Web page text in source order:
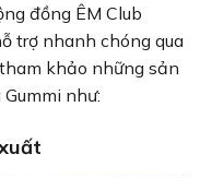
đồng ÊM Club
trợ nhanh chóng qua
khảo những sản
như: